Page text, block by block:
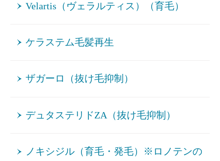
Velartis（ヴェラルティス）（育毛）
ケラステム毛髪再生
ザガーロ（抜け毛抑制）
デュタステリドZA（抜け毛抑制）
ノキシジル（育毛・発毛）※ロノテンの